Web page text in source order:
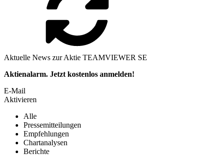
Aktuelle News zur Aktie TEAMVIEWER SE
Aktienalarm. Jetzt kostenlos anmelden!
E-Mail
Aktivieren
Alle
Pressemitteilungen
Empfehlungen
Chartanalysen
Berichte